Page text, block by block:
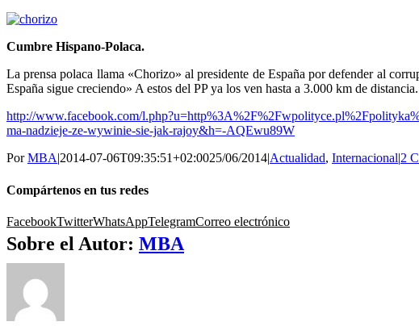
Cumbre Hispano-Polaca.
La prensa polaca llama «Chorizo» al presidente de España por defender al
España sigue creciendo» A estos del PP ya los ven hasta a 3.000 km de distancia.
http://www.facebook.com/
ma-nadzieje-ze-wywinie-sie-jak-rajoy&h=-AQEwu89W
PorMBA|2014-07-06T09:35:51+02:0025/06/2014|Actualidad, Internacional|2
Compártenos en tus redes
FacebookTwitterWhatsAppTelegramCorreo electrónico
Sobre el Autor: MBA